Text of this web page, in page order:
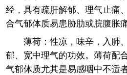
经，具有疏肝解郁、理气止痛
合气郁体质易患胁肋或脘腹胀
薄荷：性凉，味辛，入肺
郁、宽中理气的功效。薄荷配
气郁体质尤其是易感咽中不适